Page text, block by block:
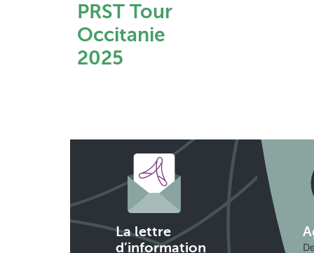
PRST Tour
Occitanie
2025
La lettre
d’information